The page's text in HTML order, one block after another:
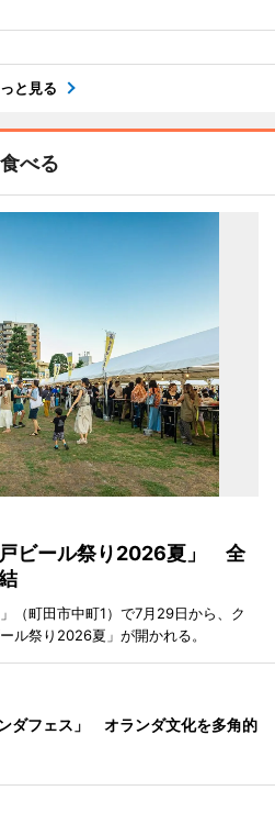
と見る
食べる
ビール祭り2026夏」 全
（町田市中町1）で7月29日から、ク
ル祭り2026夏」が開かれる。
ダフェス」 オランダ文化を多角的